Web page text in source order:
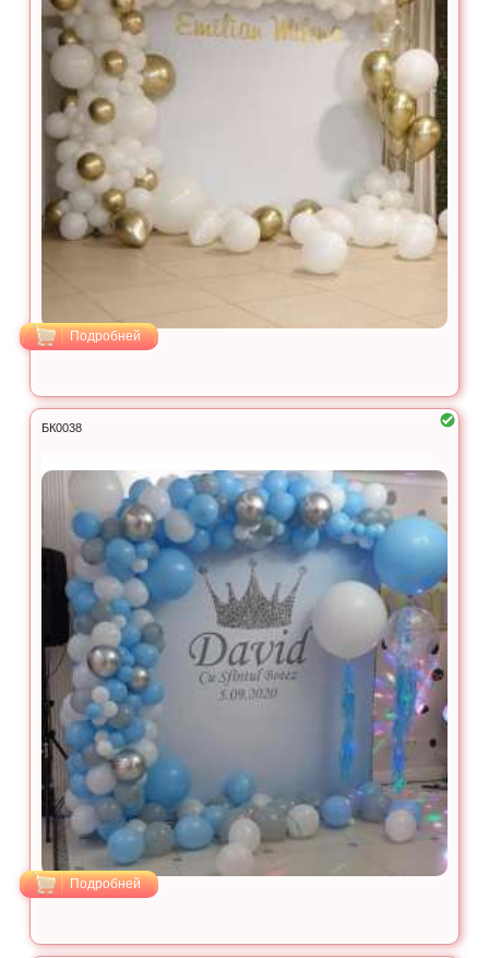
Подробней
БК0038
Подробней